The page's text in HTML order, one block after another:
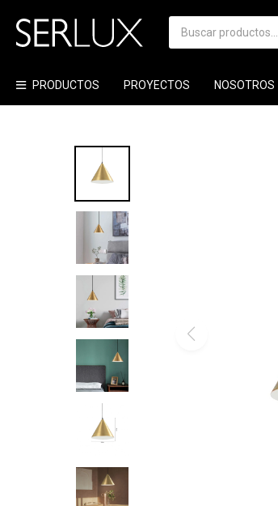
PRODUCTOS PROYECTOS NOSOTROS